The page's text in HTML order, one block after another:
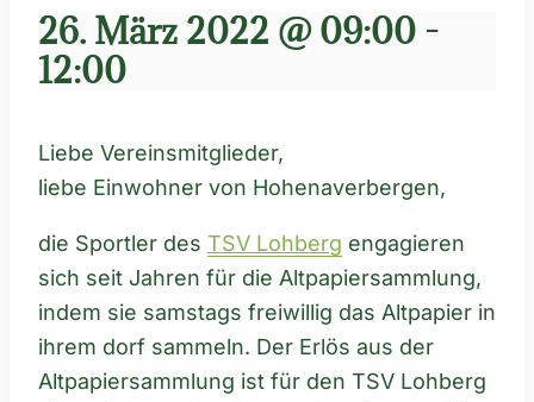
26. März 2022 @ 09:00 -
12:00
Liebe Vereinsmitglieder,
liebe Einwohner von Hohenaverbergen,
die Sportler des TSV Lohberg engagieren
sich seit Jahren für die Altpapiersammlung,
indem sie samstags freiwillig das Altpapier in
ihrem dorf sammeln. Der Erlös aus der
Altpapiersammlung ist für den TSV Lohberg